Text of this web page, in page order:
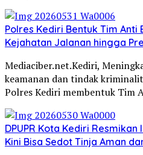
Polres Kediri Bentuk Tim Anti
Kejahatan Jalanan hingga
Mediaciber.net.Kediri,
keamanan dan tindak
Polres Kediri membentuk Tim
DPUPR Kota Kediri Resmikan
Kini Bisa Sedot Tinja Aman